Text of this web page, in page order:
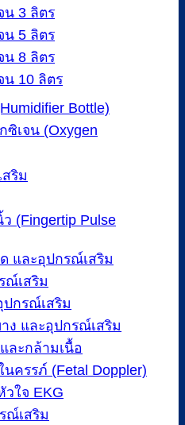
น 3 ลิตร
น 5 ลิตร
น 8 ลิตร
น 10 ลิตร
Bottle)
ซิเจน (Oxygen
ริม
(Fingertip Pulse
และอุปกรณ์เสริม
ณ์เสริม
กรณ์เสริม
ง และอุปกรณ์เสริม
ละกล้ามเนื้อ
นครรภ์ (Fetal Doppler)
ใจ EKG
ณ์เสริม